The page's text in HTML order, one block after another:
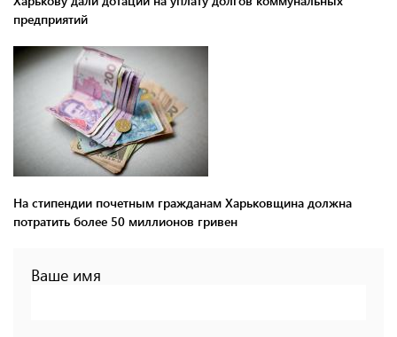
предприятий
На стипендии почетным гражданам Харьковщина должна
потратить более 50 миллионов гривен
Ваше имя